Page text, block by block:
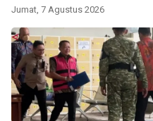
Jumat, 7 Agustus 2026